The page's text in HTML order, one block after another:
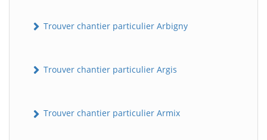
Trouver chantier particulier Arbigny
Trouver chantier particulier Argis
Trouver chantier particulier Armix